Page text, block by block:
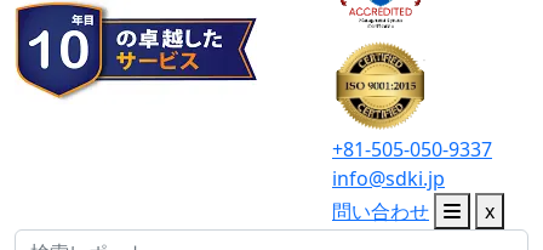
+81-505-050-9337
info@sdki.jp
問い合わせ
x